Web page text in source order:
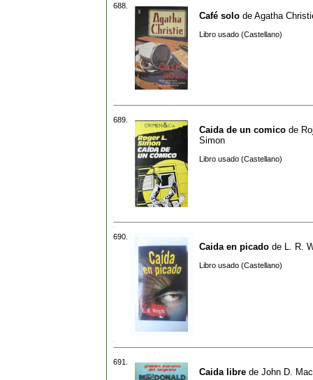
688.
Café solo de Agatha
Libro usado (Castellano)
689.
Caida de un comico de
Simon
Libro usado (Castellano)
690.
Caida en picado de L. R.
Libro usado (Castellano)
691.
Caida libre de John D.